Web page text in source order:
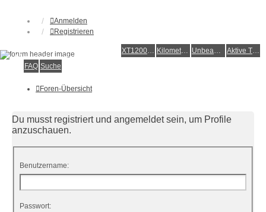
Anmelden
Registrieren
XT1200Z-Wiki Kilometerstatistik Unbeantwortete Themen Aktive Themen
Alles rund um die Yamaha XT1200Z Super Ténéré
FAQ Suche
Foren-Übersicht
Du musst registriert und angemeldet sein, um Profile
anzuschauen.
Benutzername:
Passwort: